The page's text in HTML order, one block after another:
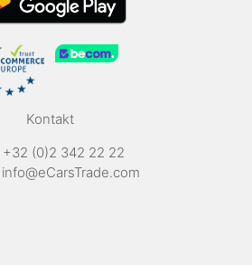
Kontakt
+32 (0)2 342 22 22
info@eCarsTrade.com